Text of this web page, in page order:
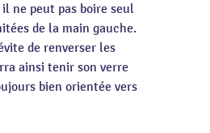
ne peut pas boire seul
de la main gauche.
de renverser les
ainsi tenir son verre
bien orientée vers